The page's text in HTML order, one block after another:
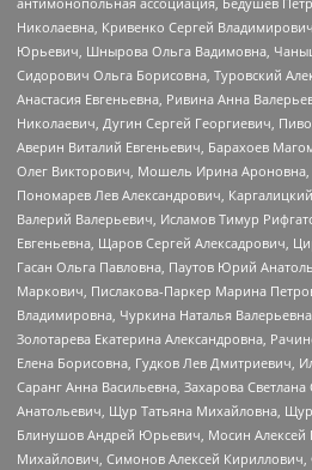
Николаевна, Кривенко Сергей
Юрьевич, Шнырова Ольга Вадимовна,
Сидорович Ольга Борисовна, Туровский
Анастасия Евгеньевна, Ривина Анна
Николаевич, Дугин Сергей Георгиевич,
Аверин Виталий Евгеньевич, Барахоев
Олег Викторович, Мошель Ирина Ароновна,
Пономарев Лев Александрович,
Валерий Валерьевич, Исламов Тимур
Евгеньевна, Щаров Сергей Алексадрович,
Гасан Ольга Павловна, Паутов Юрий
Маркович, Пислакова-Паркер Марина
Владимировна, Чуркина Наталья
Золотарева Екатерина Александровна,
Елена Борисовна, Гудков Лев Дмитриевич,
Саранг Анна Васильевна, Захарова
Анатольевич, Щур Татьяна Михайловна,
Блинушов Андрей Юрьевич, Мосин Алексей
Михайлович, Симонов Алексей Кириллович,